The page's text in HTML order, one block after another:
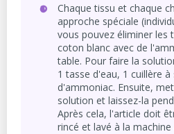
Chaque tissu et chaque
approche spéciale
vous pouvez éliminer les
coton blanc avec de
table. Pour faire la
1 tasse d'eau, 1 cuillère
d'ammoniac. Ensuite,
solution et laissez-la
Après cela, l'article doit
rincé et lavé à la machine